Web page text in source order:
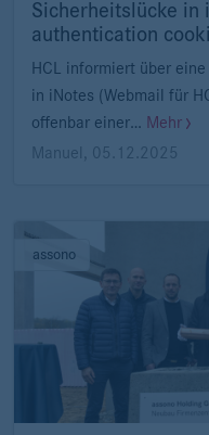
Sicherheitslücke in
authentication
HCL informiert über
in iNotes (Webmail für
offenbar einer… Mehr
Manuel , 05.12.2025
assono